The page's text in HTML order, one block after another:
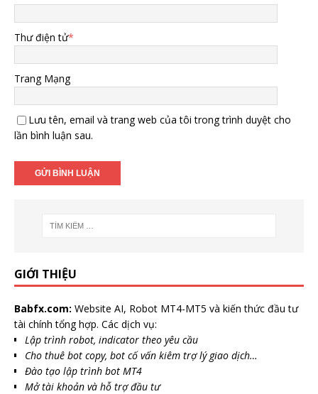
Thư điện tử*
Trang Mạng
Lưu tên, email và trang web của tôi trong trình duyệt cho
lần bình luận sau.
GIỚI THIỆU
Babfx.com: Website AI, Robot MT4-MT5 và kiến thức đầu tư
tài chính tổng hợp. Các dịch vụ:
Lập trình robot, indicator theo yêu cầu
Cho thuê bot copy, bot cố vấn kiêm trợ lý giao dịch…
Đào tạo lập trình bot MT4
Mở tài khoản và hỗ trợ đầu tư